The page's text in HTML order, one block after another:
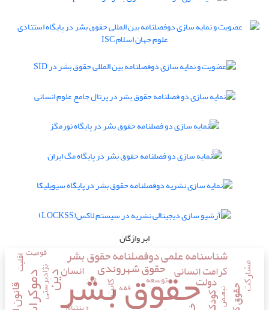
ابر واژگان
حقوق بشر دموکراسیدین
حقوق شهروندی
شناسنامه علمی دوفصلنامه حقوق بشر
کرامت انسانی
دولت
کودک
انسان مشارکت کانت
اقلیت
توسعه نژادپرستی تبعیض فقه
قومیت
ایدز